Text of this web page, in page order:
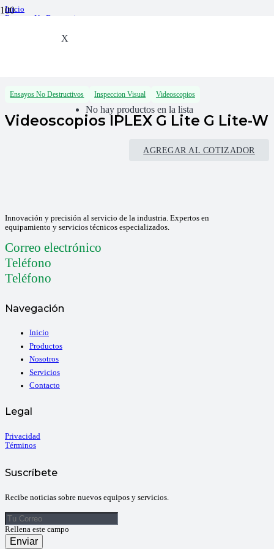
X
No hay productos en la lista
Inicio
Ensayos No Destructivos
Ensayos No Destructivos Inspeccion Visual Videoscopios
Videoscopios IPLEX G Lite G Lite-W
AGREGAR AL COTIZADOR
Innovación y precisión al servicio de la industria. Expertos en
equipamiento y servicios técnicos especializados.
Correo electrónico
Teléfono
Teléfono
Navegación
Inicio
Productos
Nosotros
Servicios
Contacto
Legal
Privacidad
Términos
Suscríbete
Recibe noticias sobre nuevos equipos y servicios.
Rellena este campo
Enviar